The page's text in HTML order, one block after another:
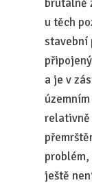
brutálně
u těch
stavební
a je v
relativně
ještě